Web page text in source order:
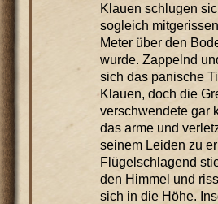
Klauen schlugen
sogleich
Meter über den
wurde. Zappelnd
sich das panische
Klauen, doch die
verschwendete gar
das arme und
seinem Leiden zu
Flügelschlagend
den Himmel und
sich in die Höhe.